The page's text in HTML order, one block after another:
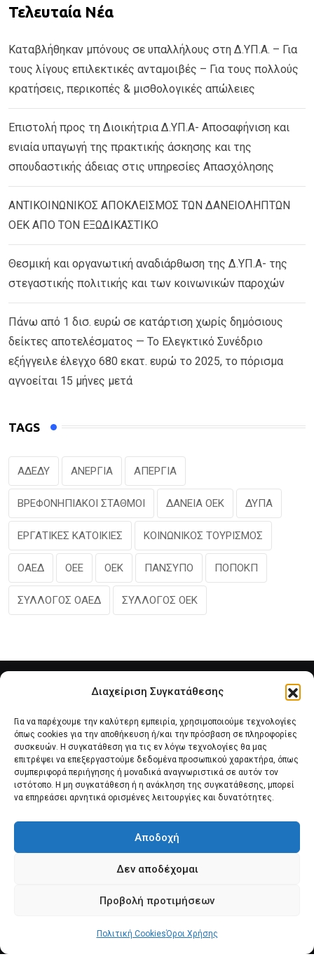
Διαχείριση Συγκατάθεσης
Για να παρέχουμε την καλύτερη εμπειρία, χρησιμοποιούμε τεχνολογίες
όπως cookies για την αποθήκευση ή/και την πρόσβαση σε πληροφορίες
συσκευών. Η συγκατάθεση για τις εν λόγω τεχνολογίες θα μας
επιτρέψει να επεξεργαστούμε δεδομένα προσωπικού χαρακτήρα, όπως
συμπεριφορά περιήγησης ή μοναδικά αναγνωριστικά σε αυτόν τον
ιστότοπο. Η μη συγκατάθεση ή η ανάκληση της συγκατάθεσης, μπορεί
να επηρεάσει αρνητικά ορισμένες λειτουργίες και δυνατότητες.
Αποδοχή
Δεν αποδέχομαι
Προβολή προτιμήσεων
Πολιτική CookiesΌροι Χρήσης
Τελευταία Νέα
Καταβλήθηκαν μπόνους σε υπαλλήλους στη Δ.ΥΠ.Α. – Για
τους λίγους επιλεκτικές ανταμοιβές – Για τους πολλούς
κρατήσεις, περικοπές & μισθολογικές απώλειες
Επιστολή προς τη Διοικήτρια Δ.ΥΠ.Α- Αποσαφήνιση και
ενιαία υπαγωγή της πρακτικής άσκησης και της
σπουδαστικής άδειας στις υπηρεσίες Απασχόλησης
ΑΝΤΙΚΟΙΝΩΝΙΚΟΣ ΑΠΟΚΛΕΙΣΜΟΣ ΤΩΝ ΔΑΝΕΙΟΛΗΠΤΩΝ
ΟΕΚ ΑΠΟ ΤΟΝ ΕΞΩΔΙΚΑΣΤΙΚΟ
Θεσμική και οργανωτική αναδιάρθωση της Δ.ΥΠ.Α- της
στεγαστικής πολιτικής και των κοινωνικών παροχών
Πάνω από 1 δισ. ευρώ σε κατάρτιση χωρίς δημόσιους
δείκτες αποτελέσματος — Το Ελεγκτικό Συνέδριο
εξήγγειλε έλεγχο 680 εκατ. ευρώ το 2025, το πόρισμα
αγνοείται 15 μήνες μετά
TAGS
ΑΔΕΔΥ ΑΝΕΡΓΙΑ ΑΠΕΡΓΙΑ
ΒΡΕΦΟΝΗΠΙΑΚΟΙ ΣΤΑΘΜΟΙ ΔΑΝΕΙΑ ΟΕΚ ΔΥΠΑ
ΕΡΓΑΤΙΚΕΣ ΚΑΤΟΙΚΙΕΣ ΚΟΙΝΩΝΙΚΟΣ ΤΟΥΡΙΣΜΟΣ
ΟΑΕΔ ΟΕΕ ΟΕΚ ΠΑΝΣΥΠΟ ΠΟΠΟΚΠ
ΣΥΛΛΟΓΟΣ ΟΑΕΔ ΣΥΛΛΟΓΟΣ ΟΕΚ
Αρχική Νέα του Συλλόγου Θέματα e-Magazino
Πολιτική Cookies (ΕΕ)
© 2025 pansypo.gr